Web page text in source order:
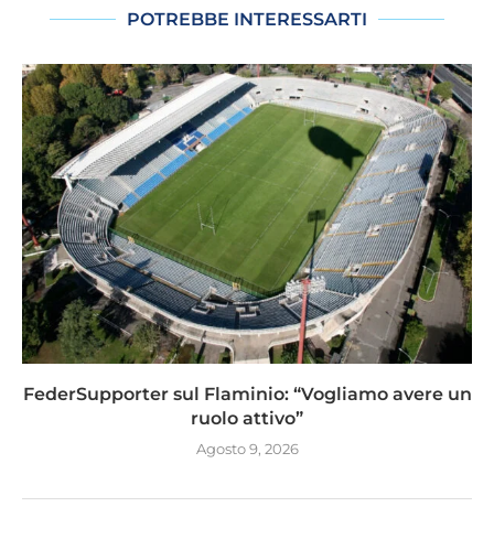
POTREBBE INTERESSARTI
FederSupporter sul Flaminio: “Vogliamo avere un
ruolo attivo”
Agosto 9, 2026